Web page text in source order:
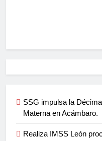
SSG impulsa la
Materna en Acámbaro.
Realiza IMSS León